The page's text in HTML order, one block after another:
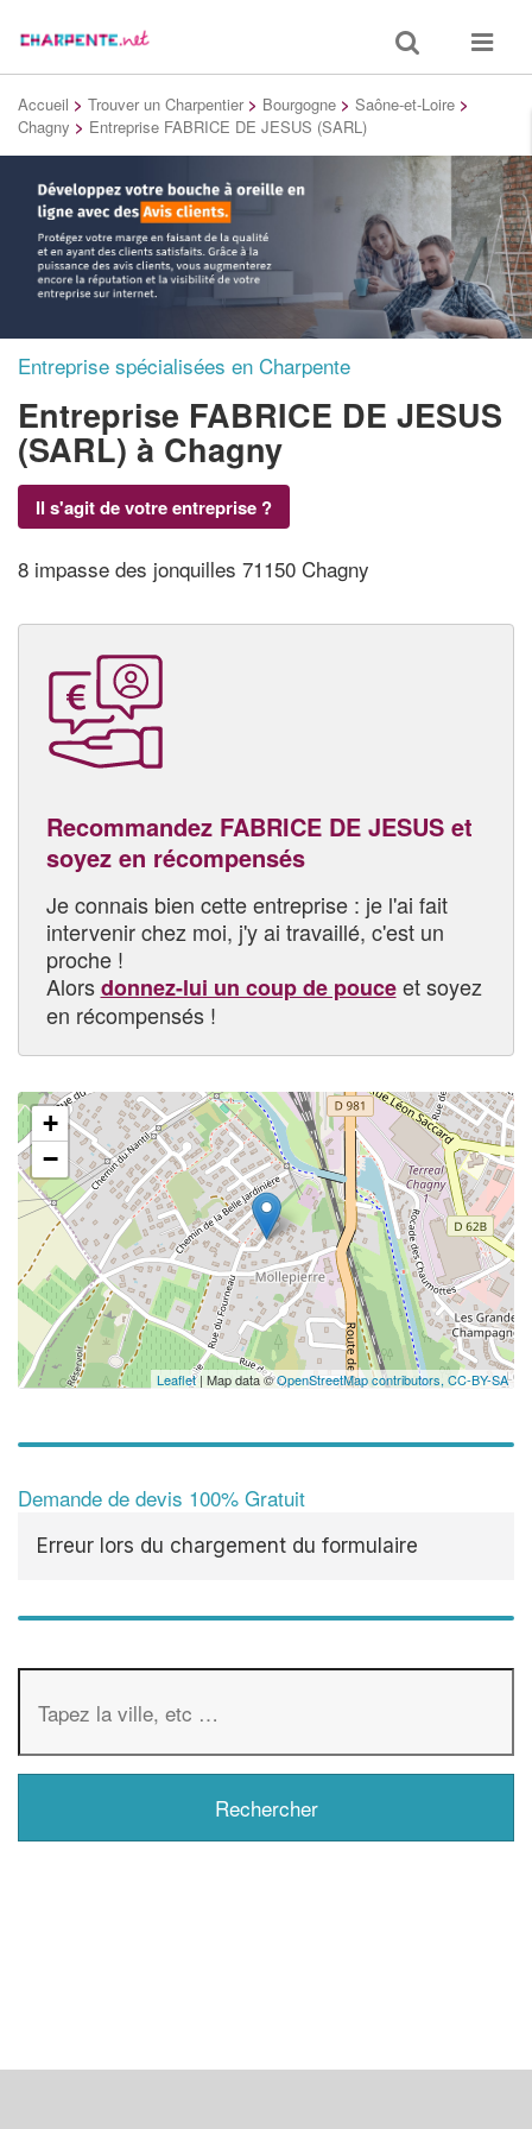
Toggle
search
Toggle
Accueil > Trouver un Charpentier > Bourgogne > Saône-et-Loire >
Chagny > Entreprise FABRICE DE JESUS (SARL)
Entreprise spécialisées en Charpente
Entreprise FABRICE DE JESUS
(SARL) à Chagny
Il s'agit de votre entreprise ?
8 impasse des jonquilles 71150 Chagny
Recommandez FABRICE DE JESUS et
soyez en récompensés
Je connais bien cette entreprise : je l'ai fait
intervenir chez moi, j'y ai travaillé, c'est un
proche !
Alorsdonnez-lui un coup de pouceet soyez
en récompensés !
+
−
Leaflet| Map data ©OpenStreetMap contributors, CC-BY-SA
Demande de devis 100% Gratuit
Erreur lors du chargement du formulaire